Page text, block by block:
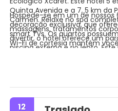
Quinta Avenida e a 7, 5 km da
Carmen. Relaxe no spa
massagens, tratamentos
divertir, o hotel oferece um
piscina externa e rio lento.
Wi-Fi gratuito, serviços de
presentes/bancas de jornal.
incluem serviço de lavanderia
traslado de/para o aeroporto
Hospede-se em um de
decoração exclusiva, que
smart TVs. Os quartos
Wi-Fi de cortesia mantém
privativos com banheiras e
banheiras de hidromassagem
chuva. Nosso conceito All-
experiência Veleo by Xcaret
catamarã que o levará por um
incluindo canapés e bebidas.
12